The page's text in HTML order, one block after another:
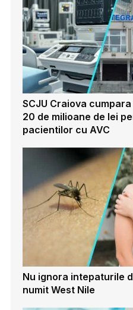
SCJU Craiova
20 de milioane de lei
pacientilor cu AVC
Nu ignora intepaturile
numit West Nile